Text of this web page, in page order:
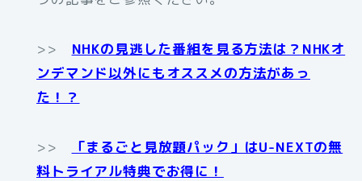
>> NHKの見逃した番組を見る方法は？NHKオ
ンデマンド以外にもオススメの方法があっ
た！？
>>
「まるごと見放題パック」はU-NEXTの無
料トライアル特典でお得に！